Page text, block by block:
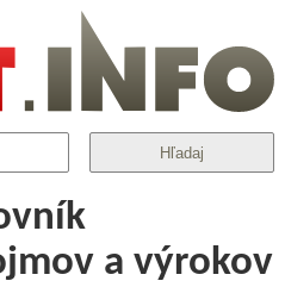
Hľadaj
a výrokov